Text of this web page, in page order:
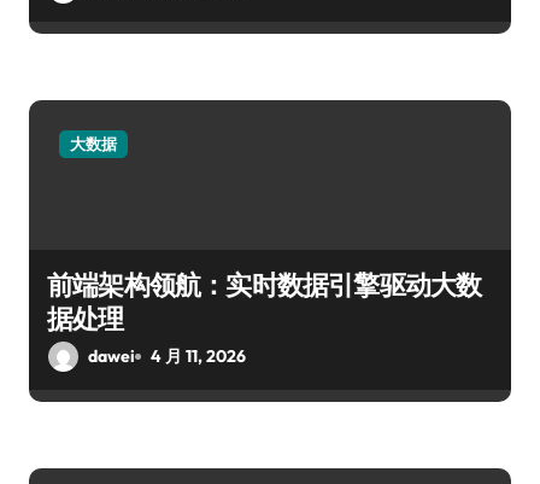
大数据
前端架构领航：实时数据引擎驱动大数
据处理
dawei 4 月 11, 2026